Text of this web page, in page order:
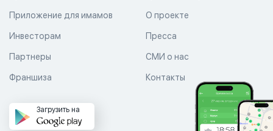
Приложение для имамов О проекте
Пресса
СМИ о нас
Контакты
Инвесторам
Партнеры
Франшиза
Загрузить на